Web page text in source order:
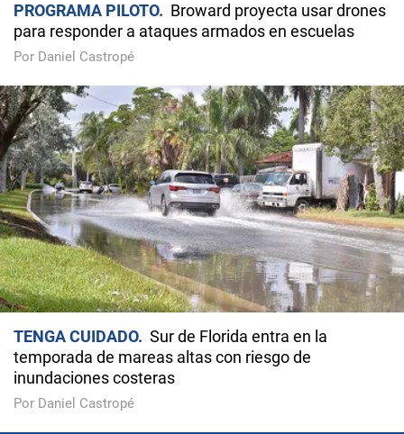
PROGRAMA PILOTO
Broward proyecta usar drones
para responder a ataques armados en escuelas
Por Daniel Castropé
TENGA CUIDADO
Sur de Florida entra en la
temporada de mareas altas con riesgo de
inundaciones costeras
Por Daniel Castropé